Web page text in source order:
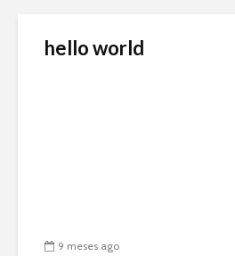
hello world
9 meses ago